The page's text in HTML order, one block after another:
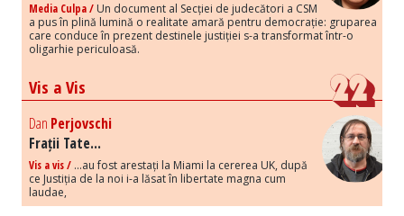
Media Culpa / Un document al Secției de judecători a CSM
a pus în plină lumină o realitate amară pentru democrație: gruparea
care conduce în prezent destinele justiției s-a transformat într-o
oligarhie periculoasă.
Vis a Vis
Dan Perjovschi
Frații Tate...
Vis a vis / ...au fost arestați la Miami la cererea UK, după
ce Justiția de la noi i-a lăsat în libertate magna cum
laudae,